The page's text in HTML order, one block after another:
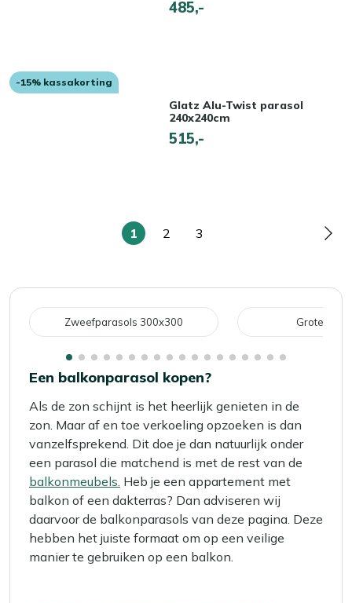
485,-
-15% kassakorting
Glatz Alu-Twist parasol
240x240cm
515,-
U
1
Pagina
2
Pagina
3
Zweefparasols 300x300 Grote
Een balkonparasol kopen?
Als de zon schijnt is het heerlijk genieten in de
zon. Maar af en toe verkoeling opzoeken is dan
vanzelfsprekend. Dit doe je dan natuurlijk onder
een parasol die matchend is met de rest van de
balkonmeubels. Heb je een appartement met
balkon of een dakterras? Dan adviseren wij
daarvoor de balkonparasols van deze pagina. Deze
hebben het juiste formaat om op een veilige
manier te gebruiken op een balkon.